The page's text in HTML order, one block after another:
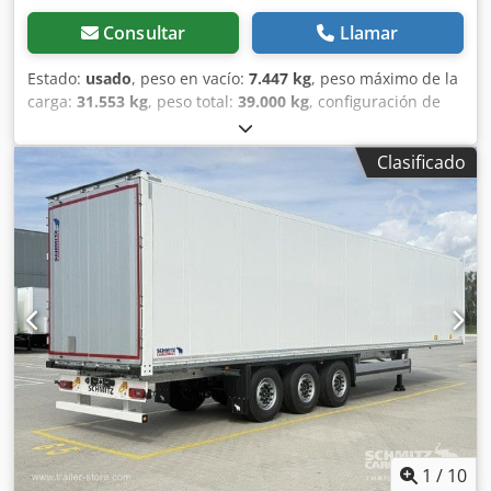
Consultar Llamar
Estado: usado, peso en vacío: 7.447 kg, peso máximo de la
carga: 31.553 kg, peso total: 39.000 kg, configuración de
12/2022
de carga:13.625 mm, anchura del espacio de carga:2.480
, altura del espacio de carga:
, volumen del
espacio de carga:
91 m³, amortiguación:
, tamaño del
neumático:
385/65 R22,5 , Año de fabricación: 2022,
Equipamiento: ABS, elevador trasero
, Peso en vacío: 7447
kg, peso máximo autorizado: 39000 kg, sistema de sujeción
de la carga con certificado, dimensiones del
compartimento de carga (largo x ancho x alto): 13.625 mm
x 2.480 mm x 2.700 mm, tamaño de los neumáticos: 385/65
R22.5, certificado DIN EN 12642 (código XL), volumen del
compartimento de carga: 91 m³, eje 1: , eje 2: , eje 3: ,
suspensión neumática, protección inferior, plataforma
elevadora trasera de acero: Dhollandia con batería,
sistema de frenos electrónico EBS, caja de herramientas,
conector 1x15 y 2x7 polos, antisalpicaduras, sistema
Clasificado
1 / 10